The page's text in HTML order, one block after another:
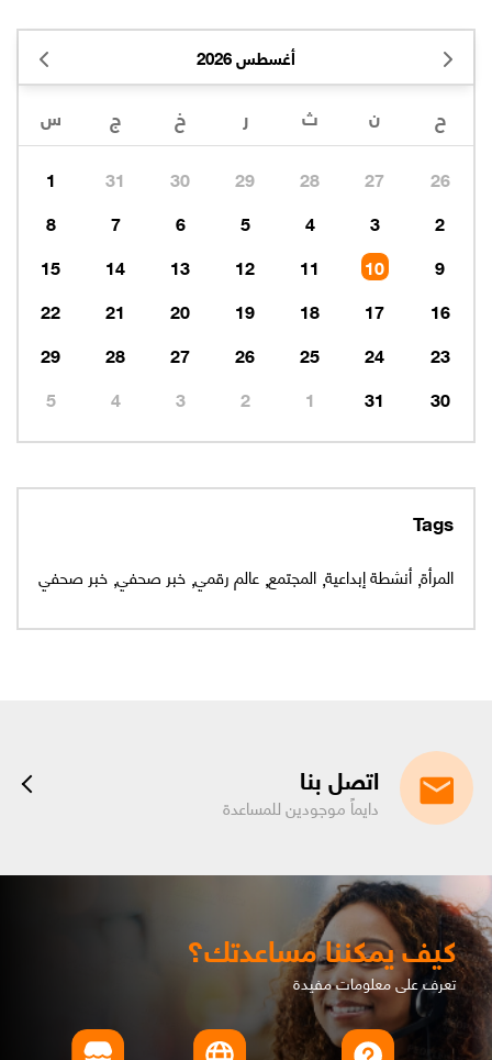
أغسطس 2026
1 31 30 29 28 27
26
8
7 6 5 4 3
2
15
14 13 12 11 10
9
22
21 20 19 18 17
16
29
28 27 26 25 24
23
5
4 3 2 1 31 30
Tags
المرأة أنشطة إبداعية المجتمع عالم رقمي خبر صحفي خبر صحفي
اتصل بنا
دايماً موجودين للمساعدة
كيف يمكننا مساعدتك؟
تعرف على معلومات مفيدة